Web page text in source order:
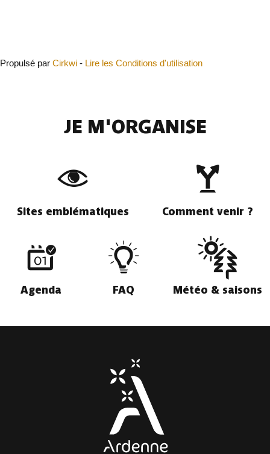
Propulsé par Cirkwi - Lire les Conditions d'utilisation
JE M'ORGANISE
Sites emblématiques Comment venir ?
Agenda FAQ Météo & saisons